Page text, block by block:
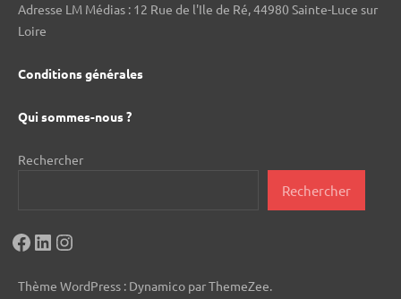
Adresse LM Médias : 12 Rue de l'Ile de Ré, 44980 Sainte-Luce sur
Loire
Conditions générales
Qui sommes-nous ?
Rechercher
Rechercher
Facebook
LinkedIn
Instagram
Thème WordPress : Dynamico par ThemeZee.